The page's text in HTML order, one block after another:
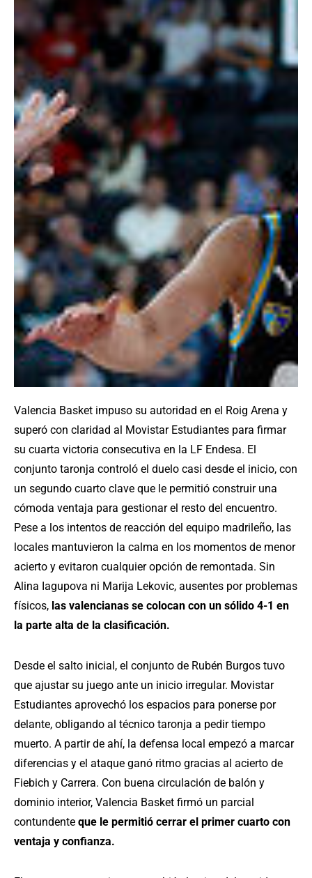
Valencia Basket impuso su autoridad en el Roig Arena y
superó con claridad al Movistar Estudiantes para firmar
su cuarta victoria consecutiva en la LF Endesa. El
conjunto taronja controló el duelo casi desde el inicio, con
un segundo cuarto clave que le permitió construir una
cómoda ventaja para gestionar el resto del encuentro.
Pese a los intentos de reacción del equipo madrileño, las
locales mantuvieron la calma en los momentos de menor
acierto y evitaron cualquier opción de remontada. Sin
Alina Iagupova ni Marija Lekovic, ausentes por problemas
físicos, las valencianas se colocan con un sólido 4-1 en
la parte alta de la clasificación.
Desde el salto inicial, el conjunto de Rubén Burgos tuvo
que ajustar su juego ante un inicio irregular. Movistar
Estudiantes aprovechó los espacios para ponerse por
delante, obligando al técnico taronja a pedir tiempo
muerto. A partir de ahí, la defensa local empezó a marcar
diferencias y el ataque ganó ritmo gracias al acierto de
Fiebich y Carrera. Con buena circulación de balón y
dominio interior, Valencia Basket firmó un parcial
contundente que le permitió cerrar el primer cuarto con
ventaja y confianza.